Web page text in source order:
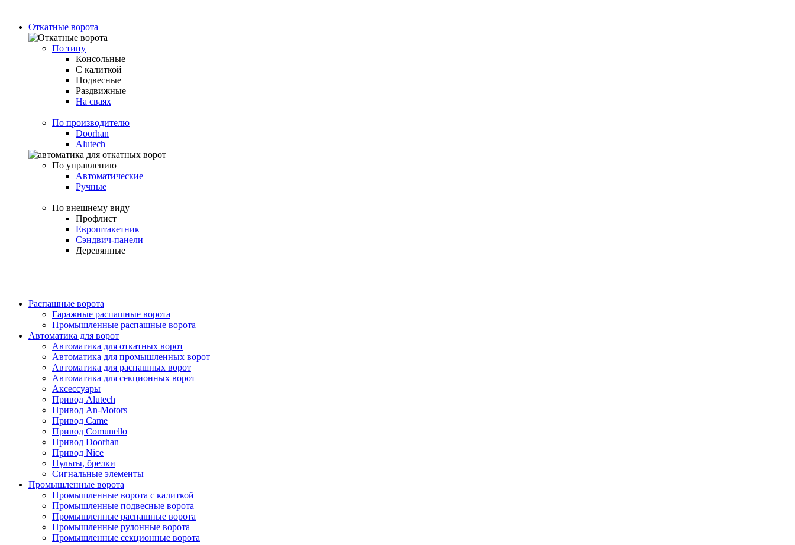
Откатные ворота
По типу
Консольные
С калиткой
Подвесные
Раздвижные
На сваях
По производителю
Doorhan
Alutech
По управлению
Автоматические
Ручные
По внешнему виду
Профлист
Евроштакетник
Сэндвич-панели
Деревянные
Распашные ворота
Гаражные распашные ворота
Промышленные распашные ворота
Автоматика для ворот
Автоматика для откатных ворот
Автоматика для промышленных ворот
Автоматика для распашных ворот
Автоматика для секционных ворот
Аксессуары
Привод Alutech
Привод An-Motors
Привод Came
Привод Comunello
Привод Doorhan
Привод Nice
Пульты, брелки
Сигнальные элементы
Промышленные ворота
Промышленные ворота с калиткой
Промышленные подвесные ворота
Промышленные распашные ворота
Промышленные рулонные ворота
Промышленные секционные ворота